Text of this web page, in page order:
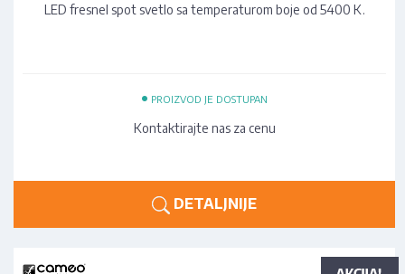
LED fresnel spot svetlo sa temperaturom boje od 5400 K.
• PROIZVOD JE DOSTUPAN
Kontaktirajte nas za cenu
DETALJNIJE